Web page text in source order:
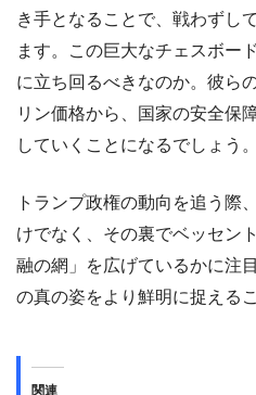
き手となることで、戦わずし
ます。この巨大なチェスボー
に立ち回るべきなのか。彼ら
リン価格から、国家の安全保
していくことになるでしょう。
トランプ政権の動向を追う際
けでなく、その裏でベッセン
融の網」を広げているかに注
の真の姿をより鮮明に捉える
関連